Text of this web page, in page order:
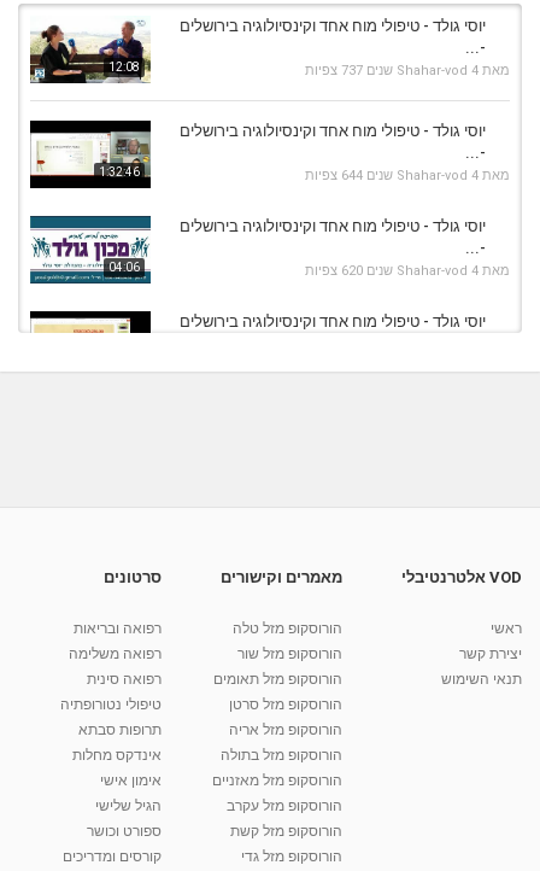
12:08
יוסי גולד - טיפולי מוח אחד וקינסיולוגיה בירושלים
-...
מאת Shahar-vod 4 שנים 737 צפיות
1:32:46
יוסי גולד - טיפולי מוח אחד וקינסיולוגיה בירושלים
-...
מאת Shahar-vod 4 שנים 644 צפיות
04:06
יוסי גולד - טיפולי מוח אחד וקינסיולוגיה בירושלים
-...
מאת Shahar-vod 4 שנים 620 צפיות
יוסי גולד - טיפולי מוח אחד וקינסיולוגיה בירושלים
מאת admin 7 שנים
10:17
קרין גורן - העוגה המתגלצ’ת ללא קמח
38.5k צפיות
01:37
יוסי שר - מתמחה בשיטת אלכסנדר וטאי צ'י
2,734 צפיות
VOD אלטרנטיבלי
ראשי
יצירת קשר
תנאי השימוש
מאמרים וקישורים
הורוסקופ מזל טלה
הורוסקופ מזל שור
הורוסקופ מזל תאומים
הורוסקופ מזל סרטן
הורוסקופ מזל אריה
הורוסקופ מזל בתולה
הורוסקופ מזל מאזניים
הורוסקופ מזל עקרב
הורוסקופ מזל קשת
הורוסקופ מזל גדי
סרטונים
רפואה ובריאות
רפואה משלימה
רפואה סינית
טיפולי נטורופתיה
תרופות סבתא
אינדקס מחלות
אימון אישי
הגיל שלישי
ספורט וכושר
קורסים ומדריכים